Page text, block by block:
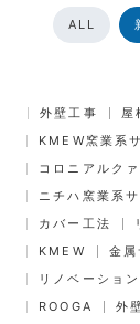
ALL
外壁工事 屋
KMEW窯業系
コロニアルク
ニチハ窯業系
カバー工法
KMEW
金
リノベーション
ROOGA
外